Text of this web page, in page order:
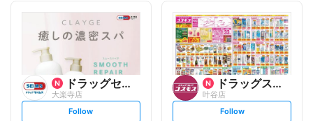
l
o
w
l
o
w
ドラッグセイムス
大楽寺店
s
Follow
ドラッグストアコスモス
叶谷店
s
Follow